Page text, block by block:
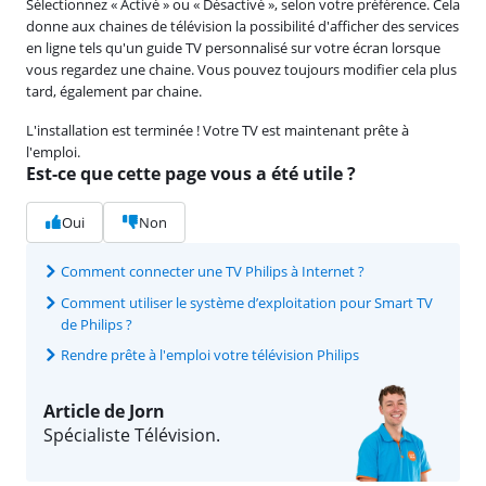
Sélectionnez « Activé » ou « Désactivé », selon votre préférence. Cela
donne aux chaines de télévision la possibilité d'afficher des services
en ligne tels qu'un guide TV personnalisé sur votre écran lorsque
vous regardez une chaine. Vous pouvez toujours modifier cela plus
tard, également par chaine.
L'installation est terminée ! Votre TV est maintenant prête à
l'emploi.
Est-ce que cette page vous a été utile ?
Oui Non
Comment connecter une TV Philips à Internet ?
Comment utiliser le système d’exploitation pour Smart TV
de Philips ?
Rendre prête à l'emploi votre télévision Philips
Article de Jorn
Spécialiste Télévision.